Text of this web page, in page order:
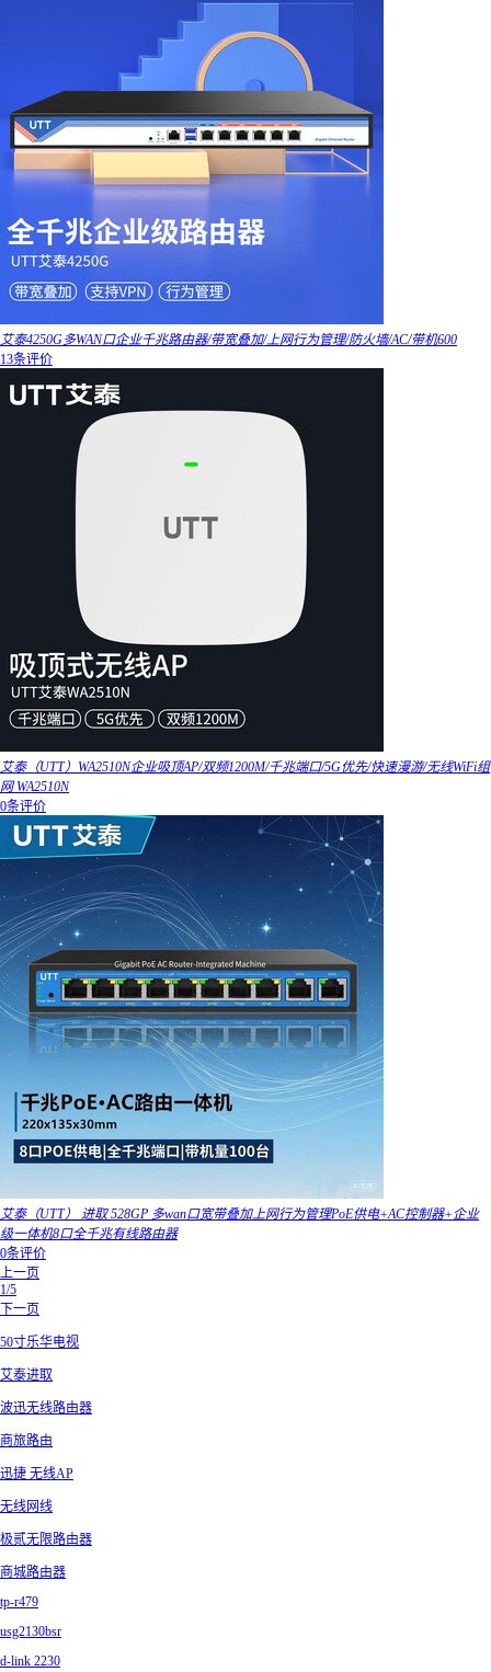
艾泰4250G多WAN口企业千兆路由器/带宽叠加/上网行为管理/防火墙/AC/带机600
13条评价
艾泰（UTT）WA2510N企业吸顶AP/双频1200M/千兆端口/5G优先/快速漫游/无线WiFi组
网 WA2510N
0条评价
艾泰（UTT） 进取 528GP 多wan口宽带叠加上网行为管理PoE供电+AC控制器+企业
级一体机8口全千兆有线路由器
0条评价
上一页
1/5
下一页
50寸乐华电视
艾泰进取
波迅无线路由器
商旅路由
迅捷 无线AP
无线网线
极贰无限路由器
商城路由器
tp-r479
usg2130bsr
d-link 2230